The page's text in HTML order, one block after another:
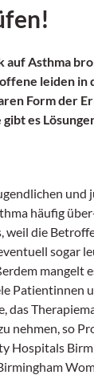
auf Asthma
leiden in
Form der
es
und
häufig
weil die
sogar
mangelt
Patientinnen
das
nehmen, so
Hospitals